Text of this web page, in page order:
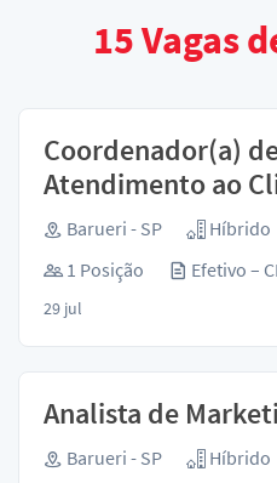
15Vagas
Coordenador(a)
Atendimento ao
Barueri - SP Híbrido
1 Posição
Efetivo –
29 jul
Analista de
Barueri - SP Híbrido